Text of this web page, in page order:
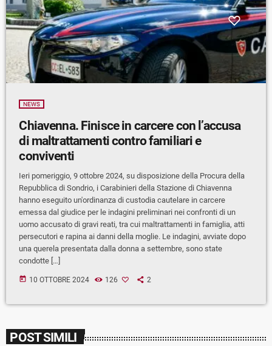
NEWS
Chiavenna. Finisce in carcere con l’accusa
di maltrattamenti contro familiari e
conviventi
Ieri pomeriggio, 9 ottobre 2024, su disposizione della Procura della
Repubblica di Sondrio, i Carabinieri della Stazione di Chiavenna
hanno eseguito un'ordinanza di custodia cautelare in carcere
emessa dal giudice per le indagini preliminari nei confronti di un
uomo accusato di gravi reati, tra cui maltrattamenti in famiglia, atti
persecutori e rapina ai danni della moglie. Le indagini, avviate dopo
una querela presentata dalla donna a settembre, sono state
condotte […]
today 10 OTTOBRE 2024 126 2
POST SIMILI